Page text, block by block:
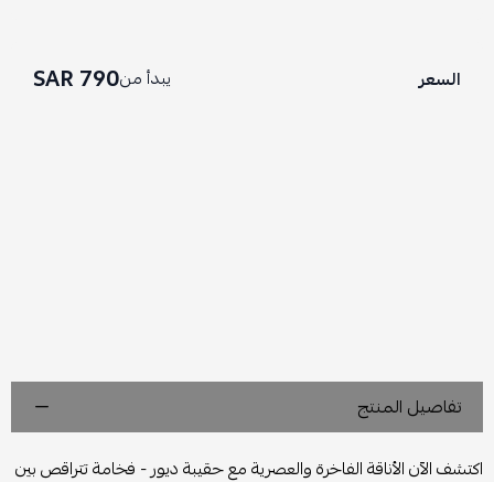
السعر يبدأ من790 SAR
تفاصيل المنتج
اكتشف الآن الأناقة الفاخرة والعصرية مع حقيبة ديور - فخامة تتراقص بين